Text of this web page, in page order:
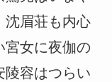
沈眉荘も内心
宮女に夜伽の
陵容はつらい